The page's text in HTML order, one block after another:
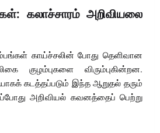
கலாச்சாரம் அறிவியலை
காய்ச்சலின் போது தெளிவான
குழம்புகளை விரும்புகின்றன.
கடத்தப்படும் இந்த ஆறுதல் தரும்
அறிவியல் கவனத்தைப் பெற்று